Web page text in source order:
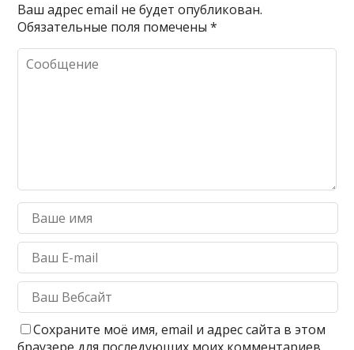
Ваш адрес email не будет опубликован.
Обязательные поля помечены*
Сохраните моё имя, email и адрес сайта в этом
браузере для последующих моих комментариев